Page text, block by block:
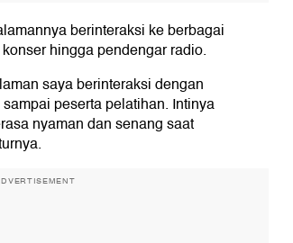
berinteraksi ke berbagai
hingga pendengar radio.
saya berinteraksi dengan
peserta pelatihan. Intinya
nyaman dan senang saat